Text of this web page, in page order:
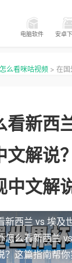
电脑软件 安卓
么看咪咕视频 > 在
看新西
文解说
中文解
新西兰 vs 埃及
怎么看新西兰
？这篇指南帮